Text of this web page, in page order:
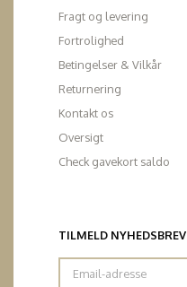
Fragt og levering
Fortrolighed
Betingelser & Vilkår
Returnering
Kontakt os
Oversigt
Check gavekort saldo
TILMELD NYHEDSBREV
Email-
adresse